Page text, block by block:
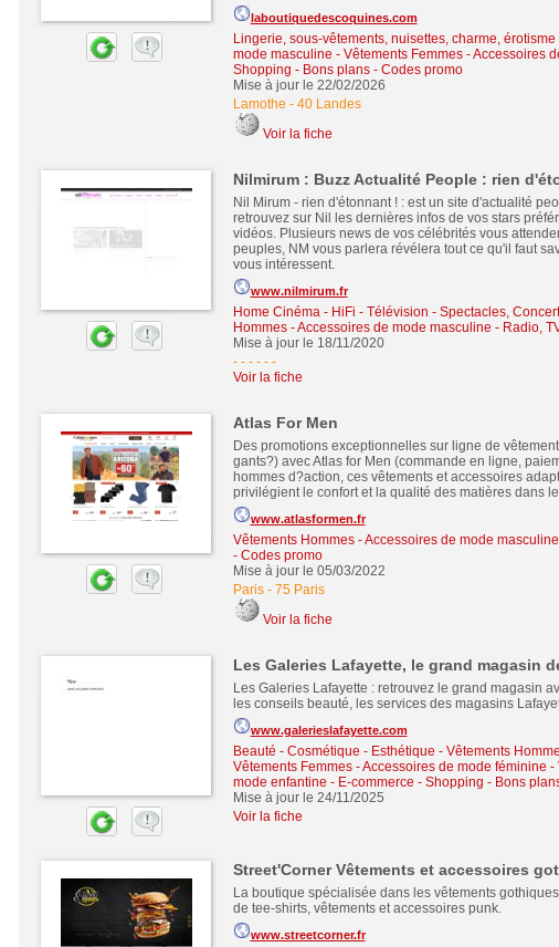
laboutiquedescoquines.com
Lingerie, sous-vêtements, nuisettes, charme, érotisme
mode masculine - Vêtements Femmes - Accessoires
Shopping - Bons plans - Codes promo
Mise à jour le 22/02/2026
Lamothe - 40 Landes
Voir la fiche
Nilmirum : Buzz Actualité People : rien
Nil Mirum - rien d'étonnant ! : est un site d'actualité
retrouvez sur Nil les dernières infos de vos stars
vidéos. Plusieurs news de vos célébrités vous
peuples, NM vous parlera révélera tout ce qu'il faut
vous intéressent.
www.nilmirum.fr
Home Cinéma - HiFi - Télévision - Spectacles,
Hommes - Accessoires de mode masculine - Radio,
Mise à jour le 18/11/2020
- - - - --
Voir la fiche
Atlas For Men
Des promotions exceptionnelles sur ligne de
gants?) avec Atlas for Men (commande en ligne,
hommes d?action, ces vêtements et accessoires
privilégient le confort et la qualité des matières dans
www.atlasformen.fr
Vêtements Hommes - Accessoires de mode masculine
- Codes promo
Mise à jour le 05/03/2022
Paris- 75 Paris
Voir la fiche
Les Galeries Lafayette, le grand magasin
Les Galeries Lafayette : retrouvez le grand magasin
les conseils beauté, les services des magasins
www.galerieslafayette.com
Beauté - Cosmétique - Esthétique - Vêtements
Vêtements Femmes - Accessoires de mode féminine -
mode enfantine - E-commerce - Shopping - Bons
Mise à jour le 24/11/2025
Voir la fiche
Street'Corner Vêtements et accessoires
La boutique spécialisée dans les vêtements
de tee-shirts, vêtements et accessoires punk.
www.streetcorner.fr